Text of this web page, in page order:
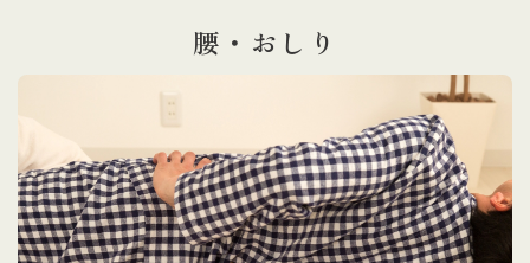
腰・おしり